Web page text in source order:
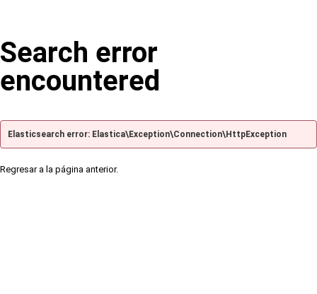
Search error
encountered
Elasticsearch error: Elastica\Exception\Connection\HttpException
Regresar a la página anterior.